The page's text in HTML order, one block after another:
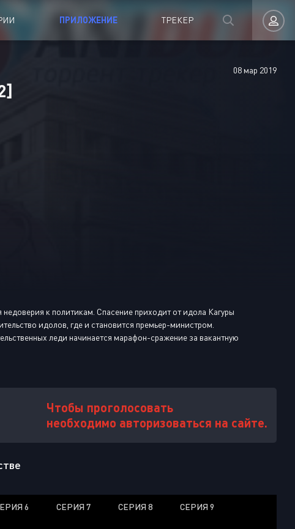
ПРИЛОЖЕНИЕ ТРЕКЕР
08 мар 2019
к политикам. Спасение приходит от идола Кагуры
идолов, где и становится премьер-министром.
леди начинается марафон-сражение за вакантную
Чтобы проголосовать
необходимо авторизоваться на сайте.
6 СЕРИЯ 7 СЕРИЯ 8 СЕРИЯ 9